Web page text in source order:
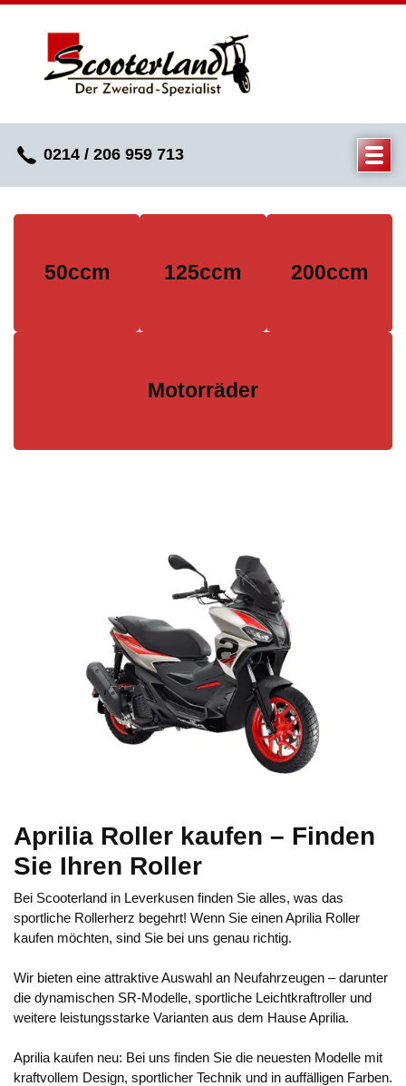
0214 / 206 959 713
50ccm 125ccm 200ccm
Motorräder
Aprilia Roller kaufen – Finden
Sie Ihren Roller
Bei Scooterland in Leverkusen finden Sie alles, was das
sportliche Rollerherz begehrt! Wenn Sie einen Aprilia Roller
kaufen möchten, sind Sie bei uns genau richtig.
Wir bieten eine attraktive Auswahl an Neufahrzeugen – darunter
die dynamischen SR-Modelle, sportliche Leichtkraftroller und
weitere leistungsstarke Varianten aus dem Hause Aprilia.
Aprilia kaufen neu: Bei uns finden Sie die neuesten Modelle mit
kraftvollem Design, sportlicher Technik und in auffälligen Farben.